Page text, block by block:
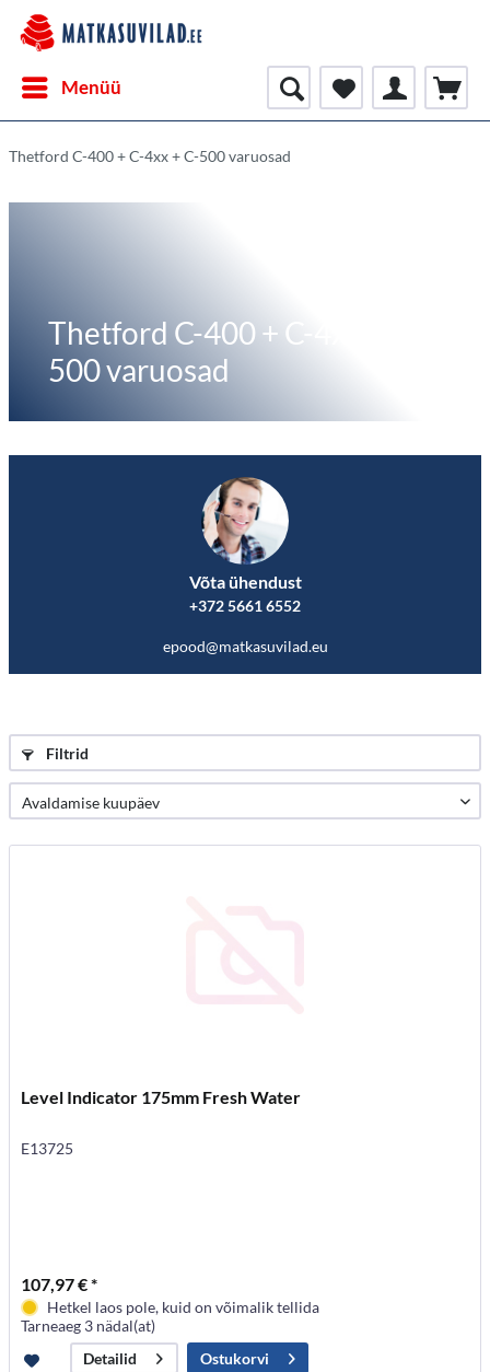
Menüü
Thetford C-400 + C-4xx + C-500 varuosad
Thetford C-400 + C-4xx + C-
500 varuosad
Võta ühendust
+372 5661 6552
epood@matkasuvilad.eu
Filtrid
Level Indicator 175mm Fresh Water
E13725
107,97 € *
Hetkel laos pole, kuid on võimalik tellida
Tarneaeg 3 nädal(at)
Detailid
Ostukorvi